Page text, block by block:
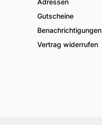
Adressen
Gutscheine
Benachrichtigungen
Vertrag widerrufen